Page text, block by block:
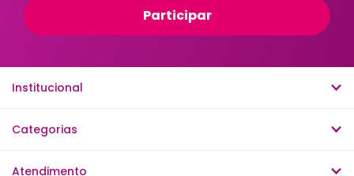
Institucional
Categorias
Atendimento